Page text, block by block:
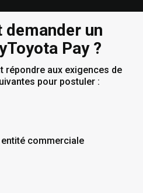
demander un
Pay ?
répondre aux exigences de
pour postuler :
commerciale